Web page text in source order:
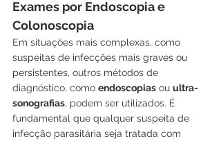
Exames por Endoscopia e
Colonoscopia
Em situações mais complexas, como
suspeitas de infecções mais graves ou
persistentes, outros métodos de
diagnóstico, como endoscopias ou ultra-
sonografias, podem ser utilizados. É
fundamental que qualquer suspeita de
infecção parasitária seja tratada com